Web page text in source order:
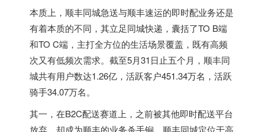
本质上，顺丰同城急送与顺丰速运的即时配业务还是
有着本质的不同，其立足同城快递，囊括了TO B端
和TO C端，主打全方位的生活场景覆盖，既有高频
次又有低频次需求。截至5月31日止五个月，顺丰同
城共有用户数达1.26亿，活跃客户451.34万名，活跃
骑手34.07万名。
其一，在B2C配送赛道上，之前被其他即时配送平台
放弃，却成为顺丰的业务杀手锏。顺丰同城定位于高